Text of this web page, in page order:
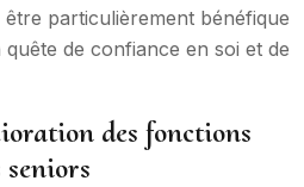
particulièrement bénéfique
de confiance en soi et de
des fonctions
seniors